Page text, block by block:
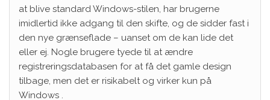
at blive standard Windows-stilen, har brugerne
imidlertid ikke adgang til den skifte, og de sidder fast i
den nye grænseflade – uanset om de kan lide det
eller ej. Nogle brugere tyede til at ændre
registreringsdatabasen for at få det gamle design
tilbage, men det er risikabelt og virker kun på
Windows .